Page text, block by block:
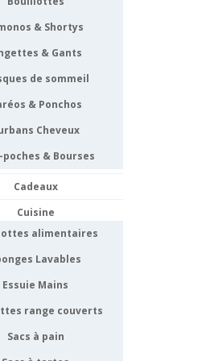
& Shortys
& Gants
de sommeil
& Ponchos
Cheveux
poches & Bourses
Cadeaux
Cuisine
alimentaires
Lavables
Essuie Mains
range couverts
Sacs à pain